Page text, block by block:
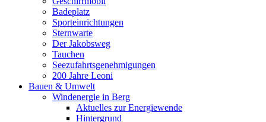
Badeplatz
Sporteinrichtungen
Sternwarte
Der Jakobsweg
Tauchen
Seezufahrtsgenehmigungen
200 Jahre Leoni
Bauen & Umwelt
Windenergie in Berg
Aktuelles zur Energiewende
Hintergrund